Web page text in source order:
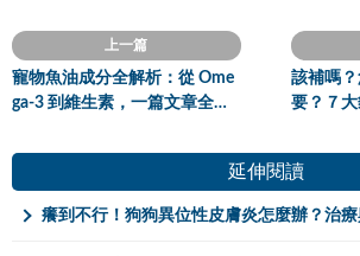
上一篇
寵物魚油成分全解析：從 Ome
ga-3 到維生素，一篇文章全搞
該補嗎
要？７
延伸閱讀
癢到不行！狗狗異位性皮膚炎怎麼辦？治